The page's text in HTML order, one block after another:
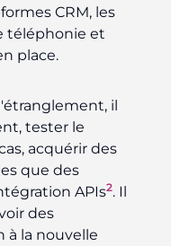
CRM, les
téléphonie et
place.
il
tester le
acquérir des
que des
APIs2. Il
des
à la nouvelle